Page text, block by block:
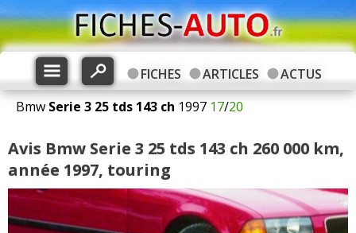
FICHES ARTICLES
ACTUS
Bmw Serie 3 25 tds 143 ch 1997 17/20
Avis Bmw Serie 3 25 tds 143 ch 260 000 km,
année 1997, touring